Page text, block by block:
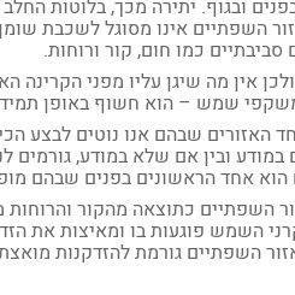
בפנים ובגוף. יתירה מכך, בלוטות
השפתיים אינו מסוגל לשכבת
כמו חום, קור ורוחות.
ולכן אין מה שיגן עליו מפני
שמש – הוא חשוף באופן
האזורים שבהם אנו נוטים לבצע
במודע ובין אם שלא במודע, גורמים
אחד הראשונים בפנים שבהם
השפתיים כתוצאה מהקור
השמש פוגעות בו ומאיצות את
השפתיים גורמת להזדקנות